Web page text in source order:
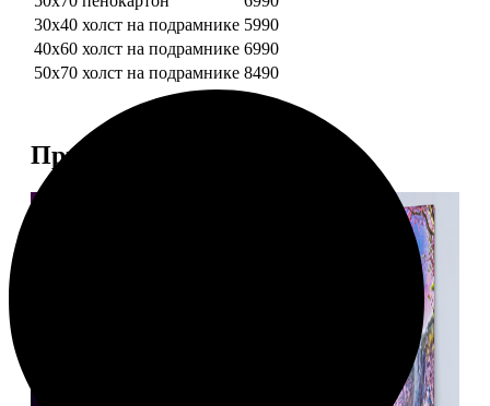
30х40 холст на подрамнике 5990
40х60 холст на подрамнике 6990
50х70 холст на подрамнике 8490
Примеры работ